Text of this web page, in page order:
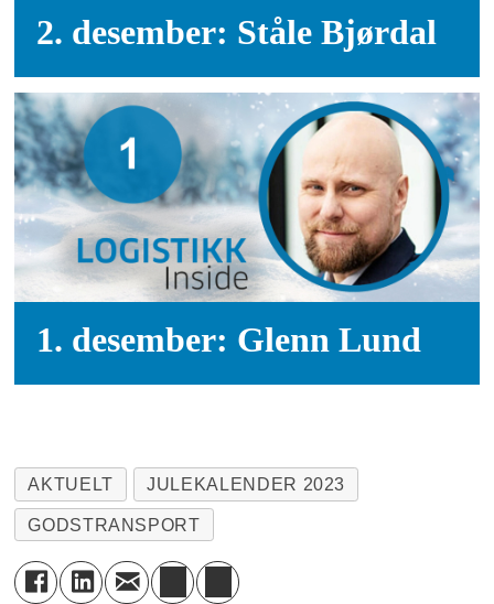
2. desember: Ståle Bjørdal
1. desember: Glenn Lund
AKTUELT JULEKALENDER 2023
GODSTRANSPORT